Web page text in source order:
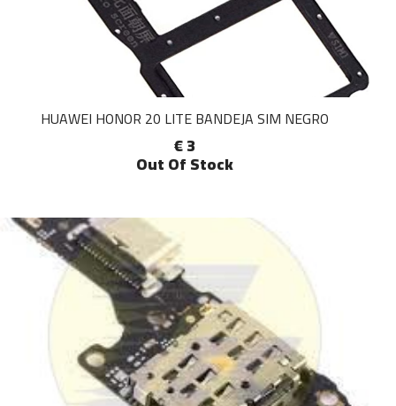
HUAWEI HONOR 20 LITE BANDEJA SIM NEGRO
€ 3
Out Of Stock